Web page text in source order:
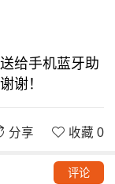
给手机蓝牙助
谢！
分享 收藏 0
评论